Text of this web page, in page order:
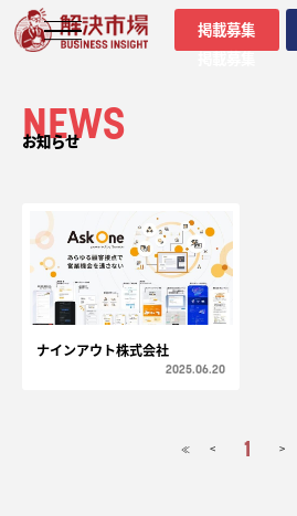
掲載募集
掲載募集
NEWS
お知らせ
ナインアウト株式会社
2025.06.20
≪ < 1 >